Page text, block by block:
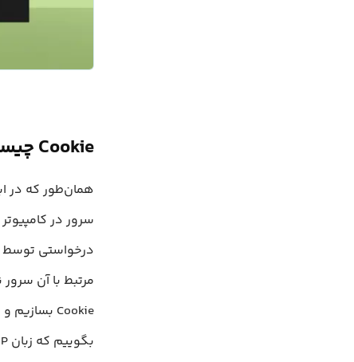
Cookie چیست؟
سرور در
بگوییم که زبان PHP کاملا از Cookie ها پشتیبانی می‌کند.